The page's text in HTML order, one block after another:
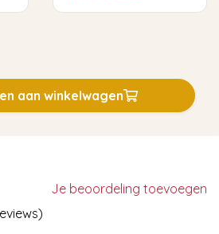
aan winkelwagen
Je beoordeling toevoegen